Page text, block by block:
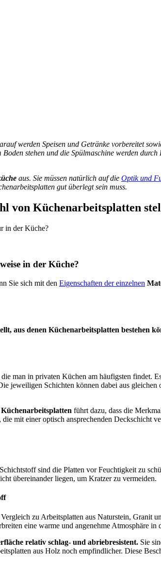
werden Speisen und Getränke vorbereitet
stehen und die Spülmaschine werden
aus. Sie müssen natürlich auf die Optik und
gut überlegt sein muss.
von Küchenarbeitsplatten
in der Küche?
in der Küche?
Sie sich mit den Eigenschaften der einzelnen
aus denen Küchenarbeitsplatten bestehen
man in privaten Küchen am häufigsten findet.
jeweiligen Schichten können dabei aus
führt dazu, dass die
mit einer optisch ansprechenden Deckschicht
sind die Platten vor Feuchtigkeit zu
übereinander liegen, um Kratzer zu vermeiden.
zu Arbeitsplatten aus Naturstein, Granit
eine warme und angenehme Atmosphäre in
relativ schlag- und abriebresistent. Sie
aus Holz noch empfindlicher. Diese